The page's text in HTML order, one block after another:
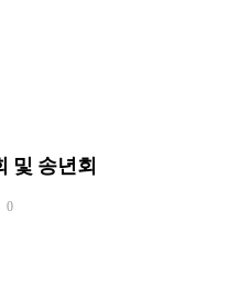
및 송년회
0